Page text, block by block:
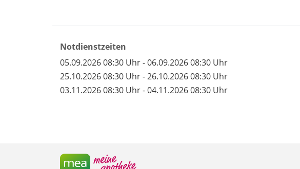
Notdienstzeiten
05.09.2026 08:30 Uhr - 06.09.2026 08:30 Uhr
25.10.2026 08:30 Uhr - 26.10.2026 08:30 Uhr
03.11.2026 08:30 Uhr - 04.11.2026 08:30 Uhr